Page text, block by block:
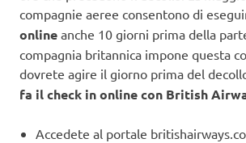
compagnie aeree consentono di
online anche 10 giorni prima della
compagnia britannica impone questa
dovrete agire il giorno prima del
fa il check in online con British
Accedete al portale